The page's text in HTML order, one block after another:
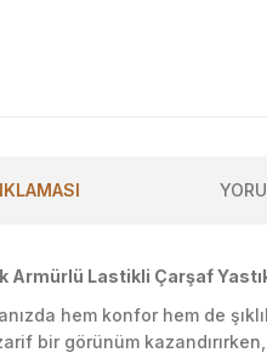
Armürlü Lastikli Çarşaf
hem konfor hem de
bir görünüm